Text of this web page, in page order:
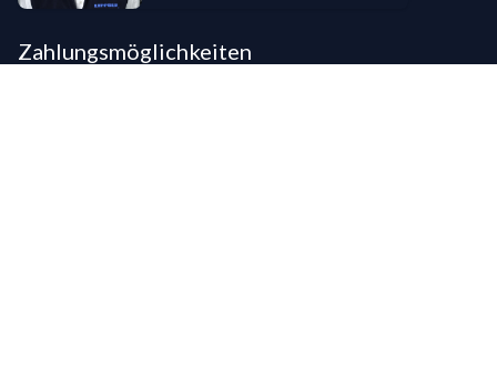
Zahlungsmöglichkeiten